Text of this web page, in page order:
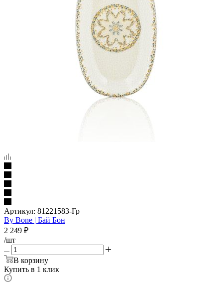
Артикул: 81221583-Гр
By Bone | Бай Бон
2 249 ₽
/шт
В корзину
Купить в 1 клик